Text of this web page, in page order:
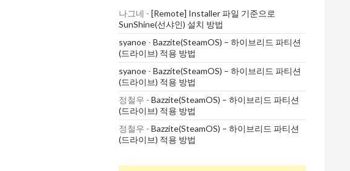
나그네 - [Remote] Installer 파일 기준으로
SunShine(선샤인) 설치 방법
syanoe - Bazzite(SteamOS) – 하이브리드 파티션
(드라이브) 적용 방법
syanoe - Bazzite(SteamOS) – 하이브리드 파티션
(드라이브) 적용 방법
정철우 - Bazzite(SteamOS) – 하이브리드 파티션
(드라이브) 적용 방법
정철우 - Bazzite(SteamOS) – 하이브리드 파티션
(드라이브) 적용 방법